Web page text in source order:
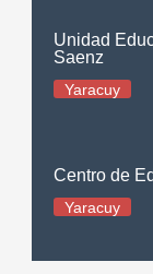
Unidad
Saenz
Yaracuy
Centro de
Yaracuy